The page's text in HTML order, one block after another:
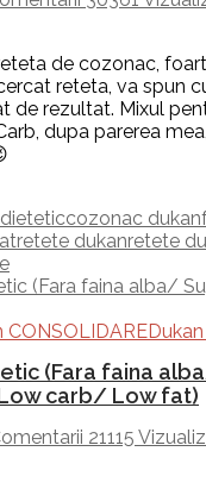
de cozonac,
reteta, va spun
de rezultat. Mixul
dupa parerea
cozonac dukan
retete dukanretete
CONSOLIDARE
(Fara faina
carb/ Low fat)
21115